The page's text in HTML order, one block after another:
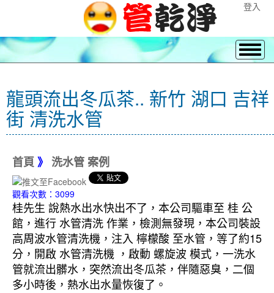
登入
龍頭流出冬瓜茶.. 新竹 湖口 吉祥
街 清洗水管
首頁 》 洗水管 案例
觀看次數：3099
桂先生 說熱水出水快出不了，本公司驅車至 桂 公
館，進行 水管清洗 作業，檢測無發現，本公司裝設
高周波水管清洗機，注入 檸檬酸 至水管，等了約15
分，開啟 水管清洗機 ，啟動 螺旋波 模式，一洗水
管就流出髒水，突然流出冬瓜茶，伴隨惡臭，二個
多小時後，熱水出水量恢復了。